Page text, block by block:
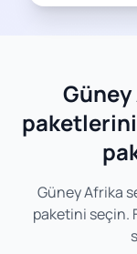
paketlerini
Güney Afrika
paketini seçin.